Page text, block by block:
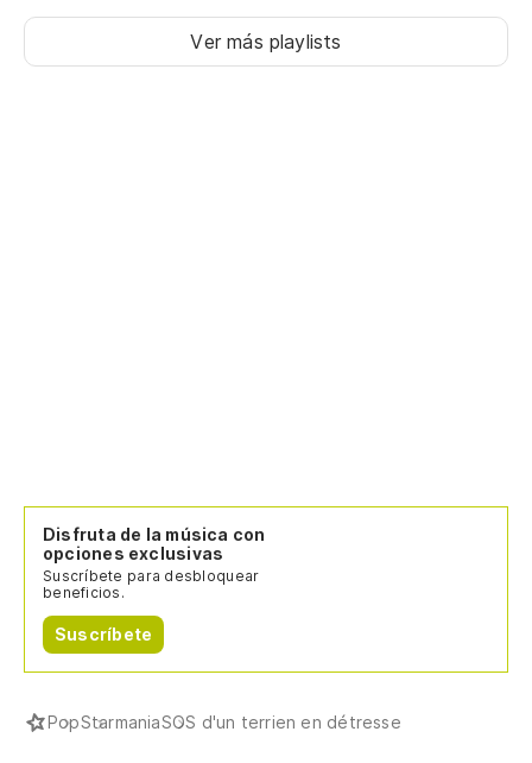
Ver más playlists
Disfruta de la música con
opciones exclusivas
Suscríbete para desbloquear
beneficios.
Suscríbete
PopStarmaniaSOS d'un terrien en détresse